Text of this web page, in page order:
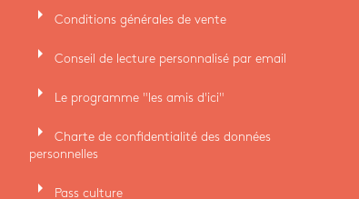
arrow_right Conditions générales de vente
arrow_right Conseil de lecture personnalisé par email
arrow_right Le programme "les amis d'ici"
arrow_right
Charte de confidentialité des données
personnelles
arrow_right Pass culture